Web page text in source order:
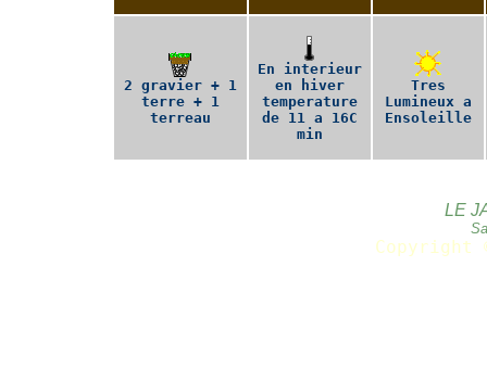
2 gravier + 1
terre + 1
terreau
En interieur
en hiver
temperature
de 11 a 16C
min
Tres
Lumineux a
Ensoleille
LE
Copyright